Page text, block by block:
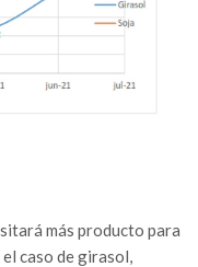
más producto para
caso de girasol,